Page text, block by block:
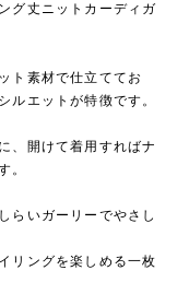
グ丈ニットカーディガ
ト素材で仕立ててお
ルエットが特徴です。
、開けて着用すればナ
。
らいガーリーでやさし
リングを楽しめる一枚